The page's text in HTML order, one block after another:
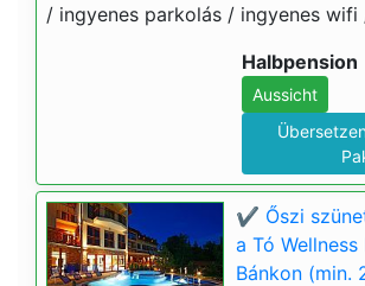
/ ingyenes parkolás / ingyenes wifi
Halbpension
Aussicht
✔️ Őszi
a Tó
Bánkon (min.